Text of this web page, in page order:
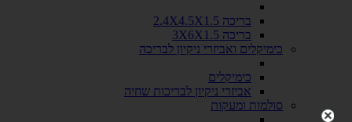
בריכה 2.4X4.5X1.5
בריכה 3X6X1.5
כימיקלים ואביזרי ניקיון לבריכה
כימיקלים
אביזרי ניקיון לבריכות שחיה
סולמות ומעקות